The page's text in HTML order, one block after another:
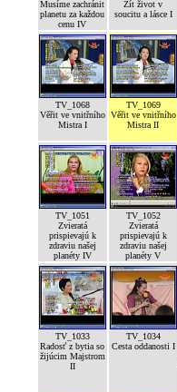
Musíme zachránit
planetu za každou
cenu IV
Žít život v
soucitu a lásce I
TV_1068
Věřit ve vnitřního
Mistra I
TV_1069
Věřit ve vnitřního
Mistra II
TV_1051
Zvieratá
prispievajú k
zdraviu našej
planéty IV
TV_1052
Zvieratá
prispievajú k
zdraviu našej
planéty V
TV_1033
Radosť z bytia so
žijúcim Majstrom
II
TV_1034
Cesta oddanosti I